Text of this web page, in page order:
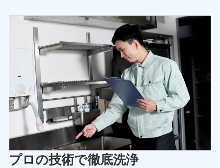
プロの技術で徹底洗浄